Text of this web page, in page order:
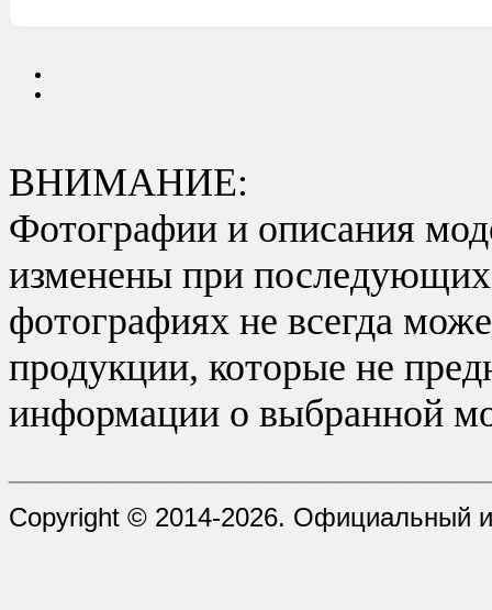
ВНИМАНИЕ:
Фотографии и описания
изменены при последующих
фотографиях не всегда
продукции, которые не
информации о выбранной
Copyright © 2014-2026. Официальный